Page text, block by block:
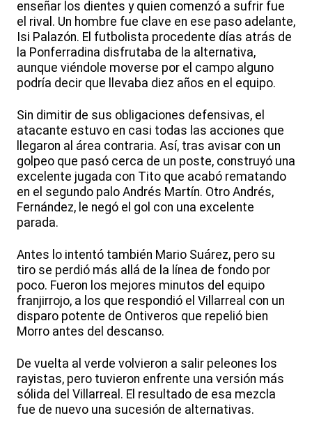
enseñar los dientes y quien comenzó a sufrir fue
el rival. Un hombre fue clave en ese paso adelante,
Isi Palazón. El futbolista procedente días atrás de
la Ponferradina disfrutaba de la alternativa,
aunque viéndole moverse por el campo alguno
podría decir que llevaba diez años en el equipo.
Sin dimitir de sus obligaciones defensivas, el
atacante estuvo en casi todas las acciones que
llegaron al área contraria. Así, tras avisar con un
golpeo que pasó cerca de un poste, construyó una
excelente jugada con Tito que acabó rematando
en el segundo palo Andrés Martín. Otro Andrés,
Fernández, le negó el gol con una excelente
parada.
Antes lo intentó también Mario Suárez, pero su
tiro se perdió más allá de la línea de fondo por
poco. Fueron los mejores minutos del equipo
franjirrojo, a los que respondió el Villarreal con un
disparo potente de Ontiveros que repelió bien
Morro antes del descanso.
De vuelta al verde volvieron a salir peleones los
rayistas, pero tuvieron enfrente una versión más
sólida del Villarreal. El resultado de esa mezcla
fue de nuevo una sucesión de alternativas.